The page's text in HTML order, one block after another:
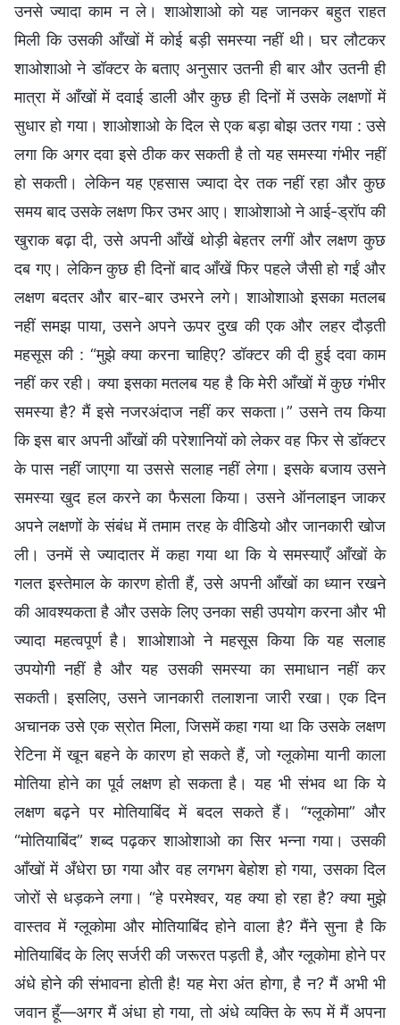
उनसे ज्यादा काम न ले। शाओशाओ को यह जानकर बहुत राहत
मिली कि उसकी आँखों में कोई बड़ी समस्या नहीं थी। घर लौटकर
शाओशाओ ने डॉक्टर के बताए अनुसार उतनी ही बार और उतनी ही
मात्रा में आँखों में दवाई डाली और कुछ ही दिनों में उसके लक्षणों में
सुधार हो गया। शाओशाओ के दिल से एक बड़ा बोझ उतर गया : उसे
लगा कि अगर दवा इसे ठीक कर सकती है तो यह समस्या गंभीर नहीं
हो सकती। लेकिन यह एहसास ज्यादा देर तक नहीं रहा और कुछ
समय बाद उसके लक्षण फिर उभर आए। शाओशाओ ने आई-ड्रॉप की
खुराक बढ़ा दी, उसे अपनी आँखें थोड़ी बेहतर लगीं और लक्षण कुछ
दब गए। लेकिन कुछ ही दिनों बाद आँखें फिर पहले जैसी हो गईं और
लक्षण बदतर और बार-बार उभरने लगे। शाओशाओ इसका मतलब
नहीं समझ पाया, उसने अपने ऊपर दुख की एक और लहर दौड़ती
महसूस की : “मुझे क्या करना चाहिए? डॉक्टर की दी हुई दवा काम
नहीं कर रही। क्या इसका मतलब यह है कि मेरी आँखों में कुछ गंभीर
समस्या है? मैं इसे नजरअंदाज नहीं कर सकता।” उसने तय किया
कि इस बार अपनी आँखों की परेशानियों को लेकर वह फिर से डॉक्टर
के पास नहीं जाएगा या उससे सलाह नहीं लेगा। इसके बजाय उसने
समस्या खुद हल करने का फैसला किया। उसने ऑनलाइन जाकर
अपने लक्षणों के संबंध में तमाम तरह के वीडियो और जानकारी खोज
ली। उनमें से ज्यादातर में कहा गया था कि ये समस्याएँ आँखों के
गलत इस्तेमाल के कारण होती हैं, उसे अपनी आँखों का ध्यान रखने
की आवश्यकता है और उसके लिए उनका सही उपयोग करना और भी
ज्यादा महत्वपूर्ण है। शाओशाओ ने महसूस किया कि यह सलाह
उपयोगी नहीं है और यह उसकी समस्या का समाधान नहीं कर
सकती। इसलिए, उसने जानकारी तलाशना जारी रखा। एक दिन
अचानक उसे एक स्रोत मिला, जिसमें कहा गया था कि उसके लक्षण
रेटिना में खून बहने के कारण हो सकते हैं, जो ग्लूकोमा यानी काला
मोतिया होने का पूर्व लक्षण हो सकता है। यह भी संभव था कि ये
लक्षण बढ़ने पर मोतियाबिंद में बदल सकते हैं। “ग्लूकोमा” और
“मोतियाबिंद” शब्द पढ़कर शाओशाओ का सिर भन्ना गया। उसकी
आँखों में अँधेरा छा गया और वह लगभग बेहोश हो गया, उसका दिल
जोरों से धड़कने लगा। “हे परमेश्वर, यह क्या हो रहा है? क्या मुझे
वास्तव में ग्लूकोमा और मोतियाबिंद होने वाला है? मैंने सुना है कि
मोतियाबिंद के लिए सर्जरी की जरूरत पड़ती है, और ग्लूकोमा होने पर
अंधे होने की संभावना होती है! यह मेरा अंत होगा, है न? मैं अभी भी
जवान हूँ—अगर मैं अंधा हो गया, तो अंधे व्यक्ति के रूप में मैं अपना